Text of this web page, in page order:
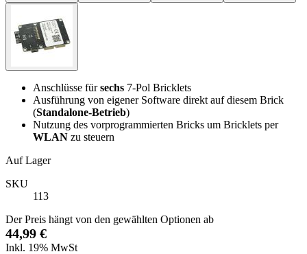
Anschlüsse fürsechs 7-Pol Bricklets
Ausführung von eigener Software direkt auf diesem Brick
(Standalone-Betrieb)
Nutzung des vorprogrammierten Bricks um Bricklets per
WLAN zu steuern
Auf Lager
SKU
113
Der Preis hängt von den gewählten Optionen ab
44,99 €
Inkl. 19% MwSt